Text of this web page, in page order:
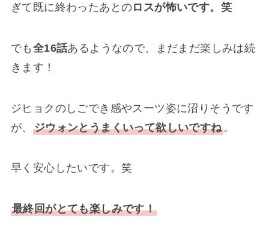
ぎて既に終わったあとのロスが怖いです。笑
でも 全16話あるようなので、まだまだ楽しみは続
きます！
ジヒョクのしごでき感やスーツ姿に沼りそうです
が、 ジウォンとうまくいって欲しいですね。
早く安心したいです。笑
最終回がとても楽しみです！